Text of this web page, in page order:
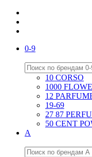
0-9
10 CORSO
1000
12
19-69
27 87
50 CENT
A